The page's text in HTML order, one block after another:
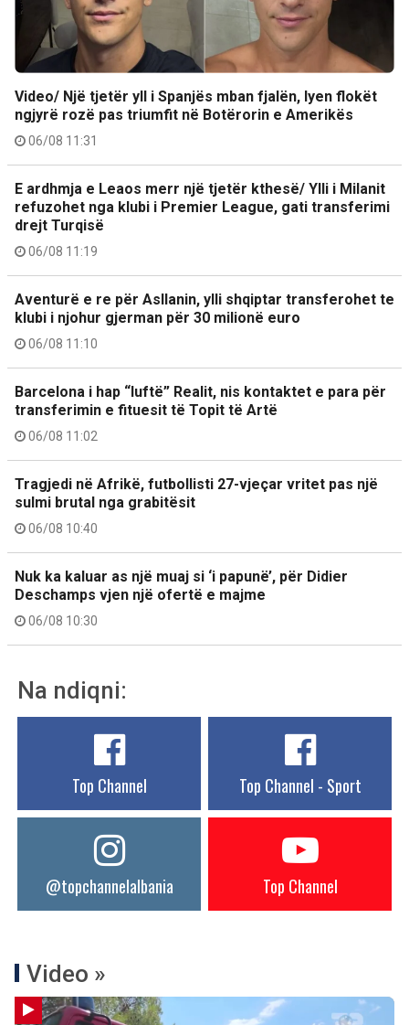
Video/ Një tjetër yll i Spanjës mban fjalën, lyen flokët
ngjyrë rozë pas triumfit në Botërorin e Amerikës
06/08 11:31
E ardhmja e Leaos merr një tjetër kthesë/ Ylli i Milanit
refuzohet nga klubi i Premier League, gati transferimi
drejt Turqisë
06/08 11:19
Aventurë e re për Asllanin, ylli shqiptar transferohet te
klubi i njohur gjerman për 30 milionë euro
06/08 11:10
Barcelona i hap “luftë” Realit, nis kontaktet e para për
transferimin e fituesit të Topit të Artë
06/08 11:02
Tragjedi në Afrikë, futbollisti 27-vjeçar vritet pas një
sulmi brutal nga grabitësit
06/08 10:40
Nuk ka kaluar as një muaj si ‘i papunë’, për Didier
Deschamps vjen një ofertë e majme
06/08 10:30
Na ndiqni:
Top Channel Top Channel - Sport
@topchannelalbania Top Channel
Video »